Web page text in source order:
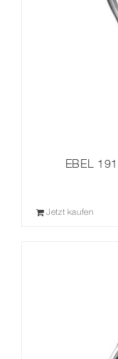
EBEL
Jetzt kaufen